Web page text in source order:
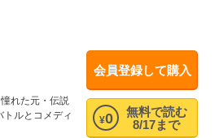
会員登録して購入
無料で読む
8/17まで
¥0
れた元・伝説
ルとコメディ